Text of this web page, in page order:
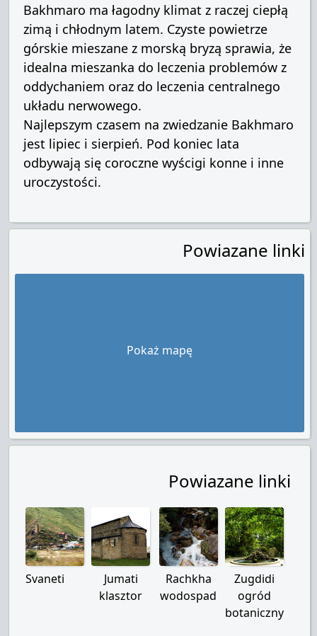
Bakhmaro ma łagodny klimat z raczej ciepłą
zimą i chłodnym latem. Czyste powietrze
górskie mieszane z morską bryzą sprawia, że
idealna mieszanka do leczenia problemów z
oddychaniem oraz do leczenia centralnego
układu nerwowego.
Najlepszym czasem na zwiedzanie Bakhmaro
jest lipiec i sierpień. Pod koniec lata
odbywają się coroczne wyścigi konne i inne
uroczystości.
Powiazane linki
Pokaż mapę
Powiazane linki
Svaneti
Jumati
klasztor
Rachkha
wodospad
Zugdidi
ogród
botaniczny